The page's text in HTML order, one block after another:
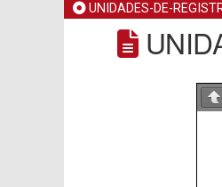
UNIDADES-DE-